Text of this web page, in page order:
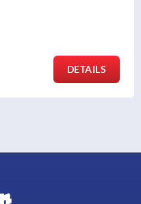
DETAILS